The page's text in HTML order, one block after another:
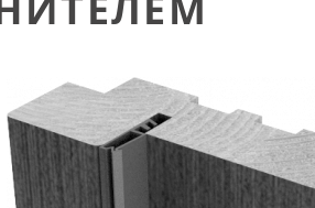
двери
купе